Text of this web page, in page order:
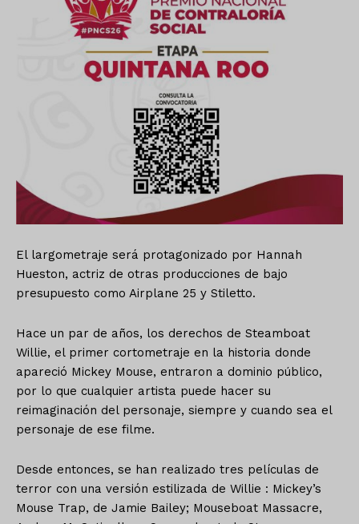
El largometraje será protagonizado por Hannah
Hueston, actriz de otras producciones de bajo
presupuesto como Airplane 25 y Stiletto.
Hace un par de años, los derechos de Steamboat
Willie, el primer cortometraje en la historia donde
apareció Mickey Mouse, entraron a dominio público,
por lo que cualquier artista puede hacer su
reimaginación del personaje, siempre y cuando sea el
personaje de ese filme.
Desde entonces, se han realizado tres películas de
terror con una versión estilizada de Willie : Mickey’s
Mouse Trap, de Jamie Bailey; Mouseboat Massacre,